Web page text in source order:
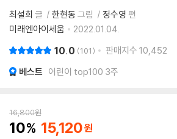
최설희 글 한현동 그림 정수영 편
미래엔아이세움
2022.01.04.
10.0 101 판매지수 10,452
베스트 어린이 top100 3주
16,800원
10 15,120